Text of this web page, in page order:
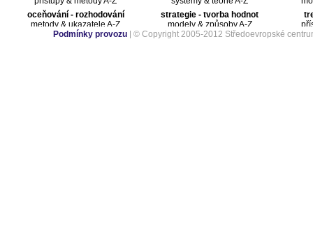
oceňování - rozhodování
strategie - tvorba hodnot
metody & ukazatele A-Z
modely & způsoby A-Z
Podmínky provozu| © Copyright 2005-2012 Středoevropské